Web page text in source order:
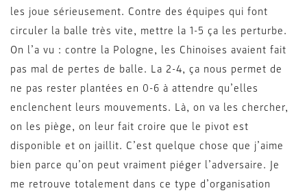
les joue sérieusement. Contre des équipes qui font
circuler la balle très vite, mettre la 1-5 ça les perturbe.
On l’a vu : contre la Pologne, les Chinoises avaient fait
pas mal de pertes de balle. La 2-4, ça nous permet de
ne pas rester plantées en 0-6 à attendre qu’elles
enclenchent leurs mouvements. Là, on va les chercher,
on les piège, on leur fait croire que le pivot est
disponible et on jaillit. C’est quelque chose que j’aime
bien parce qu’on peut vraiment piéger l’adversaire. Je
me retrouve totalement dans ce type d’organisation